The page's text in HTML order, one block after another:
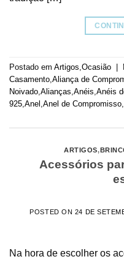
Postado em Artigos,Ocasião
Casamento,Aliança de
Noivado,Alianças,Anéis,Anéis
925,Anel ,Anel de Compromisso,
ARTIGOS,
Acessórios
POSTED ON 24 DE
Na hora de escolher os